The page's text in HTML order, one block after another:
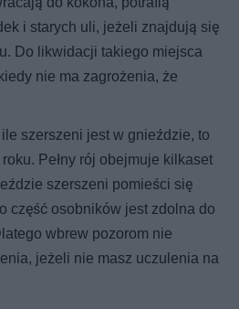
i starych uli, jeżeli znajdują się
Do likwidacji takiego miejsca
nie ma zagrożenia, że
szerszeni jest w gnieździe, to
Pełny rój obejmuje kilkaset
szerszeni pomieści się
część osobników jest zdolna do
wbrew pozorom nie
jeżeli nie masz uczulenia na